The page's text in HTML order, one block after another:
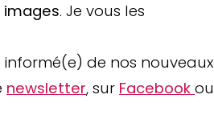
images. Je vous les
de nos nouveaux
newsletter, sur Facebook ou